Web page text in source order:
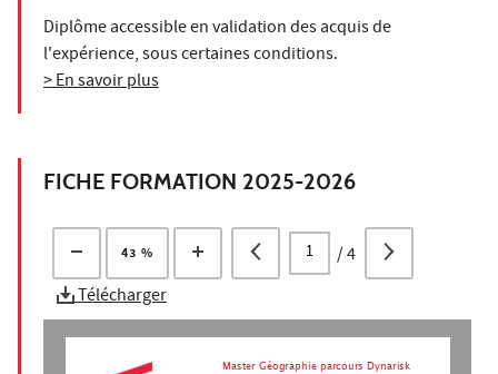
Diplôme accessible en validation des acquis de
l'expérience, sous certaines conditions.
> En savoir plus
FICHE FORMATION 2025-2026
43 % /4
Télécharger
Master Géographie parcours Dynarisk